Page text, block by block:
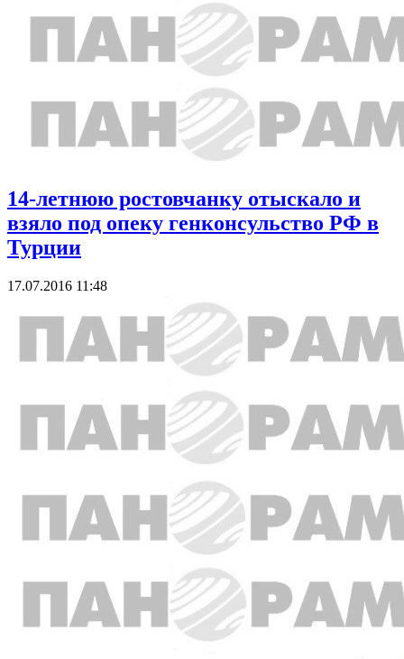
14-летнюю ростовчанку отыскало и
взяло под опеку генконсульство РФ в
Турции
17.07.2016 11:48